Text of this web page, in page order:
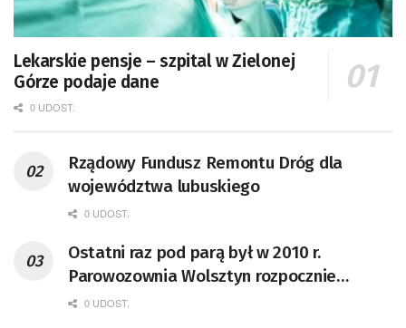
Lekarskie pensje – szpital w Zielonej
Górze podaje dane
0 UDOST.
Rządowy Fundusz Remontu Dróg dla
województwa lubuskiego
0 UDOST.
Ostatni raz pod parą był w 2010 r.
Parowozownia Wolsztyn rozpocznie
remont unikatowego Tr5-65
0 UDOST.